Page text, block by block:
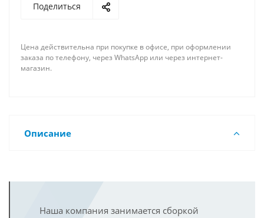
Поделиться
Цена действительна при покупке в офисе, при оформлении
заказа по телефону, через WhatsApp или через интернет-
магазин.
Описание
Наша компания занимается сборкой